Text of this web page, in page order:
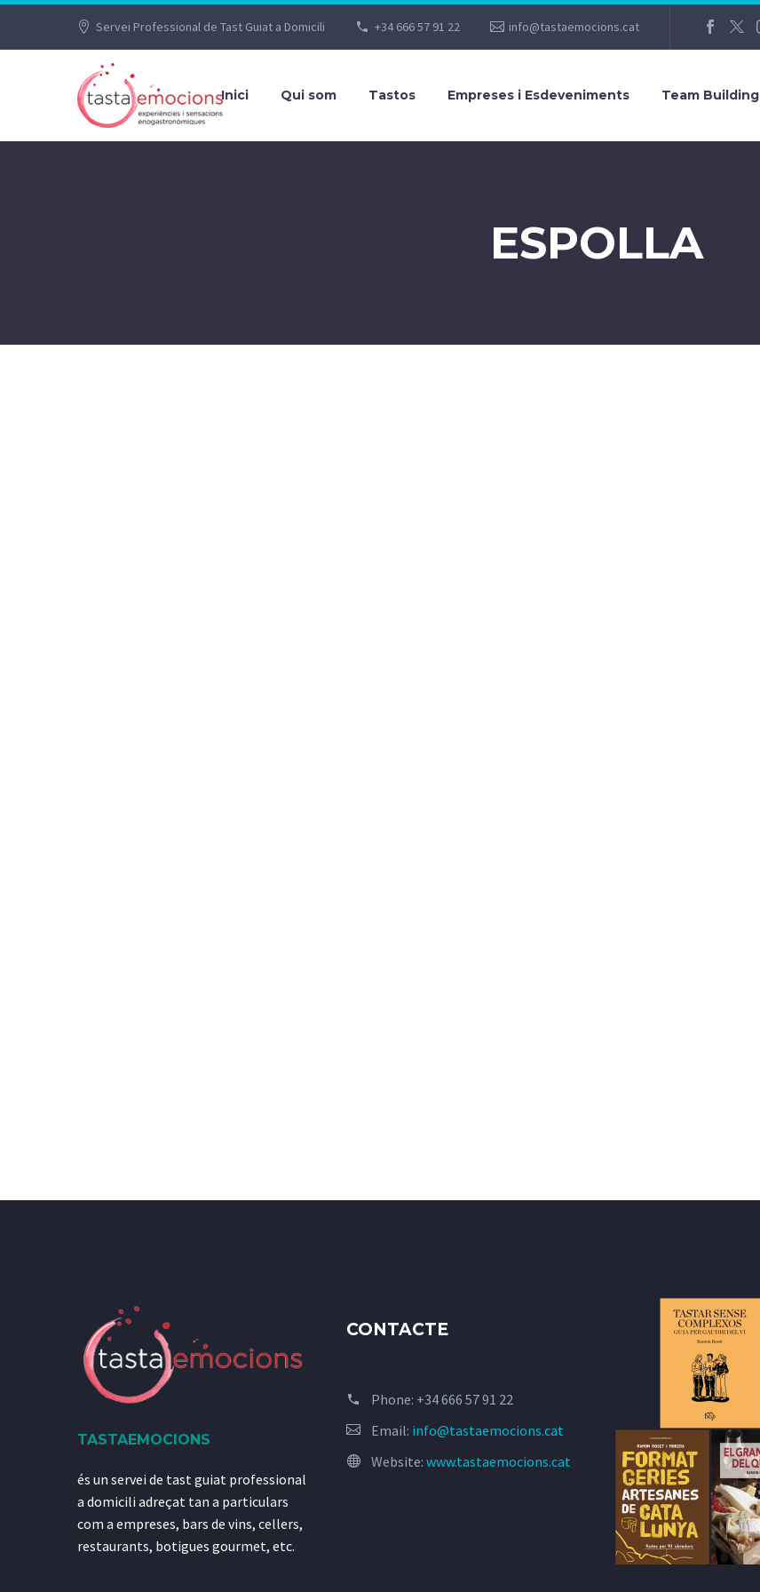
Servei Professional de Tast Guiat a Domicili +34 666 57 91 22 info@tastaemocions.cat
Inici Qui som Tastos Empreses i Esdeveniments Team Building
ESPOLLA
TASTAEMOCIONS
és un servei de tast guiat professional
a domicili adreçat tan a particulars
com a empreses, bars de vins, cellers,
restaurants, botigues gourmet, etc.
CONTACTE
Phone: +34 666 57 91 22
Email: info@tastaemocions.cat
Website: www.tastaemocions.cat